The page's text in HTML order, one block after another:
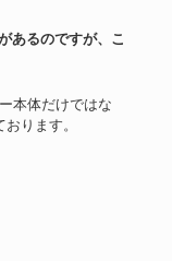
ります。